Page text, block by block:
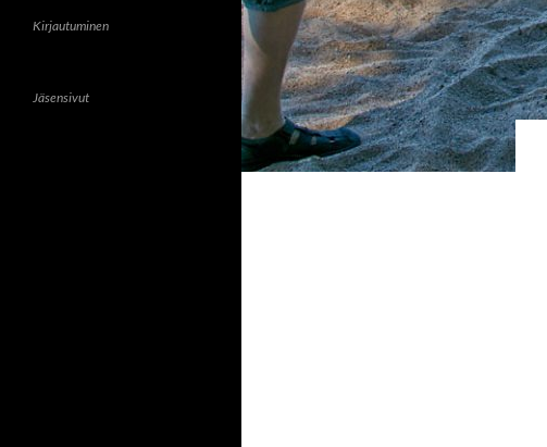
Kirjautuminen
Jäsensivut